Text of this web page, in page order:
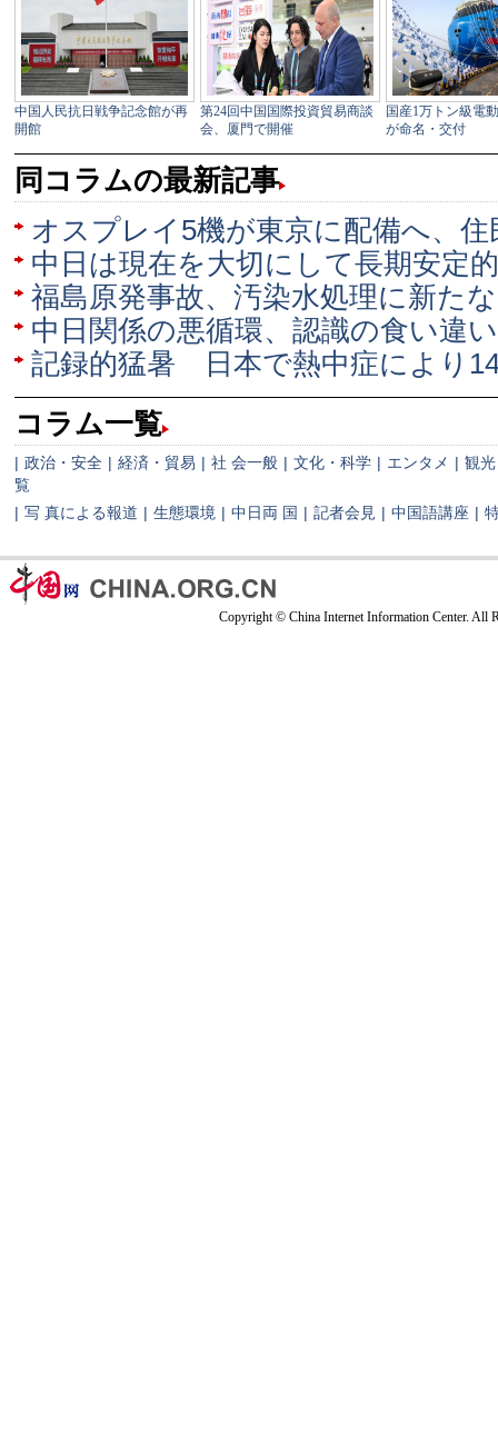
同コラムの最新記事
オスプレイ5機が東京に配備へ、
中日は現在を大切にして長期安定
福島原発事故、汚染水処理に新た
中日関係の悪循環、認識の食い違
記録的猛暑 日本で熱中症によ​り
コラム一覧
| 政治・安全 | 経済・貿易 | 社 会一般 | 文化・科学 | エンタメ | 観光
覧
| 写 真による報道 | 生態環境 | 中日両 国 | 記者会見 | 中国語講座 |